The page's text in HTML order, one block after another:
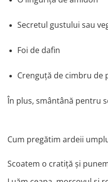
Secretul gustului sau
Foi de dafin
Crenguță de cimbru de
În plus, smântână pentru
Cum pregătim ardeii
Scoatem o cratiță și